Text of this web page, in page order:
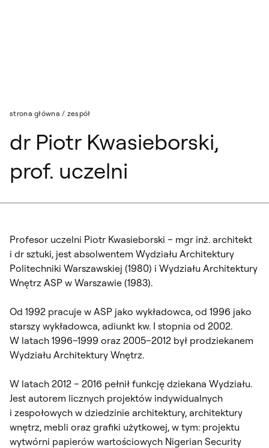
strona główna / zespół
dr Piotr Kwasieborski,
prof. uczelni
Profesor uczelni Piotr Kwasieborski – mgr inż. architekt
i dr sztuki, jest absolwentem Wydziału Architektury
Politechniki Warszawskiej (1980) i Wydziału Architektury
Wnętrz ASP w Warszawie (1983).
Od 1992 pracuje w ASP jako wykładowca, od 1996 jako
starszy wykładowca, adiunkt kw. I stopnia od 2002.
W latach 1996–1999 oraz 2005–2012 był prodziekanem
Wydziału Architektury Wnętrz.
W latach 2012 – 2016 pełnił funkcję dziekana Wydziału.
Jest autorem licznych projektów indywidualnych
i zespołowych w dziedzinie architektury, architektury
wnętrz, mebli oraz grafiki użytkowej, w tym: projektu
wytwórni papierów wartościowych Nigerian Security